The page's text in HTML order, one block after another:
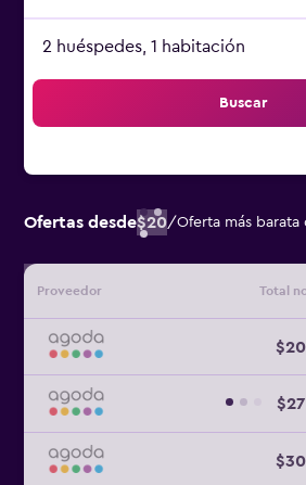
2 huéspedes, 1 habitación
Buscar
Ofertas desde$20/Oferta más
Proveedor Total
$20
$27
$30